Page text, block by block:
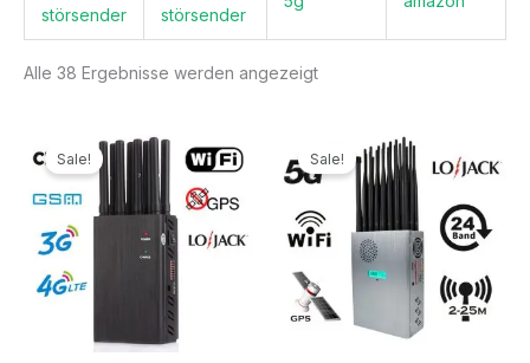
störsender
störsender
Alle 38 Ergebnisse werden angezeigt
Sale!
Preis
war:
499,99€
Preis
ist:
199,99€.
Sale!
Preis
war:
1.299,00€
ist: